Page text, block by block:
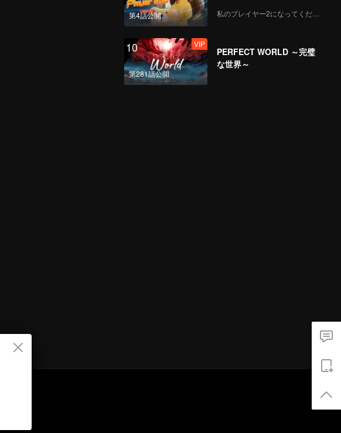
第4話公開 私のプレイヤー2になってください
10
第281話公開
VIP
PERFECT WORLD ～完璧
な世界～